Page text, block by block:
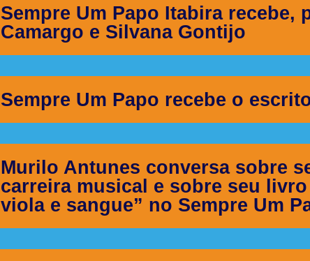
Sempre Um Papo Itabira recebe,
Camargo e Silvana Gontijo
Sempre Um Papo recebe o
Murilo Antunes conversa sobre
carreira musical e sobre seu
viola e sangue” no Sempre Um